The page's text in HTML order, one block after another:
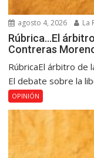
agosto 4, 2026 La
Rúbrica…El
Contreras
RúbricaEl árbitro de
El debate sobre la
OPINIÓN